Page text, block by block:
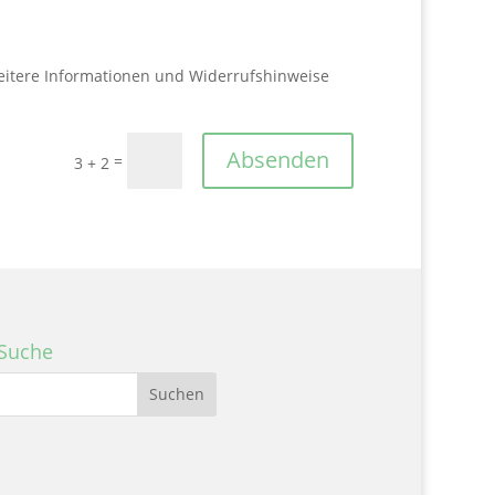
Informationen und Widerrufshinweise
3 + 2 = Absenden